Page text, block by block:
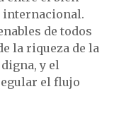
internacional.
de todos
la riqueza de la
y el
el flujo